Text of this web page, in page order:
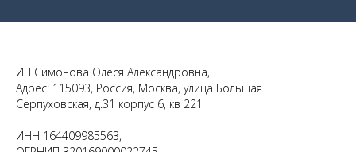
ИП Симонова Олеся Александровна,
Адрес: 115093, Россия, Москва, улица Большая
Серпуховская, д.31 корпус 6, кв 221
ИНН 164409985563,